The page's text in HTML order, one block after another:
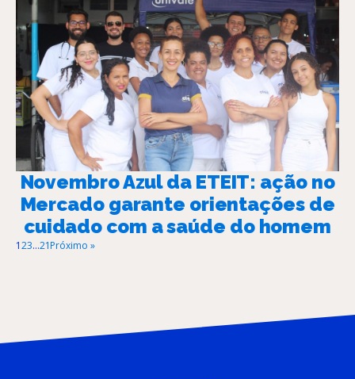
Novembro Azul da ETEIT: ação no
Mercado garante orientações de
cuidado com a saúde do homem
123…21Próximo »